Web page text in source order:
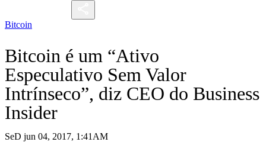
Bitcoin
Bitcoin é um “Ativo
Especulativo Sem Valor
Intrínseco”, diz CEO do Business
Insider
SeD jun 04, 2017, 1:41AM